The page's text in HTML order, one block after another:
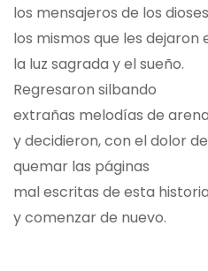
los mensajeros de los
los mismos que les dejaron
la luz sagrada y el sueño.
Regresaron silbando
extrañas melodías de arena
y decidieron, con el dolor
quemar las páginas
mal escritas de esta historia
y comenzar de nuevo.